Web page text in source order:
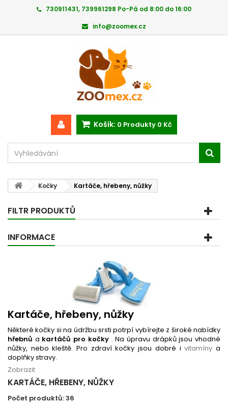
730911431, 739961298 Po-Pá od 8:00 do 16:00
info@zoomex.cz
Košík: 0 Produkty 0 Kč
Kočky Kartáče, hřebeny, nůžky
FILTR PRODUKTŮ
INFORMACE
Kartáče, hřebeny, nůžky
Některé kočky si na údržbu srsti potrpí vybírejte z široké nabídky
hřebnů a kartáčů pro kočky. Na úpravu drápků jsou vhodné
nůžky, nebo kleště. Pro zdraví kočky jsou dobré ivitamíny a
doplňky stravy.
Zobrazit
KARTÁČE, HŘEBENY, NŮŽKY
Počet produktů: 36